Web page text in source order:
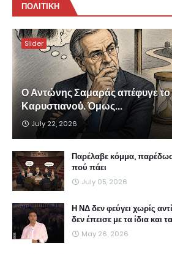
ΠΟΛΙΤΙΚΗ
Slider
Ο Αντώνης Σαμαράς απέφυγε το
Καρυστιανού. Όμως...
July 22, 2026
Παρέλαβε κόμμα,
πού πάει
July 05, 2026
Η ΝΔ δεν φεύγει χωρίς
δεν έπεισε με τα ίδια και
May 26, 2026